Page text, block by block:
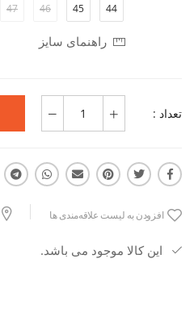
44
45
46
47
راهنمای سایز
تعداد :
افزودن به لیست علاقه‌مندی ها
این کالا موجود می باشد.